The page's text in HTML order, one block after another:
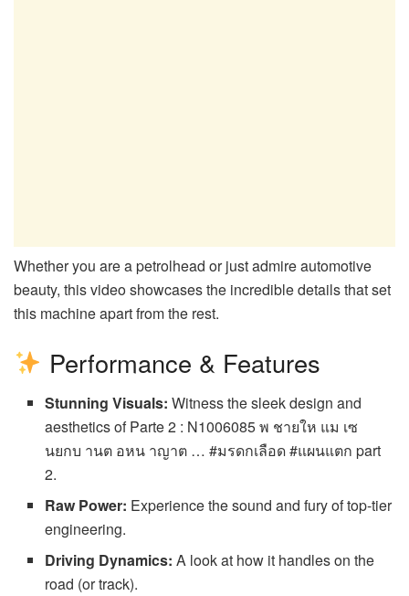
Whether you are a petrolhead or just admire automotive
beauty, this video showcases the incredible details that set
this machine apart from the rest.
Performance & Features
Stunning Visuals: Witness the sleek design and
aesthetics of Parte 2 : N1006085 พ ชายให แม เซ
นยกบ านต อหน าญาต … #มรดกเลือด #แผนแตก part
2.
Raw Power: Experience the sound and fury of top-tier
engineering.
Driving Dynamics: A look at how it handles on the
road (or track).